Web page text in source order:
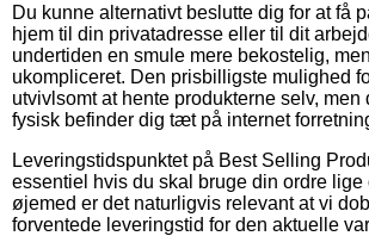
Du kunne alternativt beslutte dig for at få
hjem til din privatadresse eller til dit
undertiden en smule mere bekostelig,
ukompliceret. Den prisbilligste mulighed
utvivlsomt at hente produkterne selv,
fysisk befinder dig tæt på internet
Leveringstidspunktet på Best Selling
essentiel hvis du skal bruge din ordre lige
øjemed er det naturligvis relevant at vi
forventede leveringstid for den aktuelle